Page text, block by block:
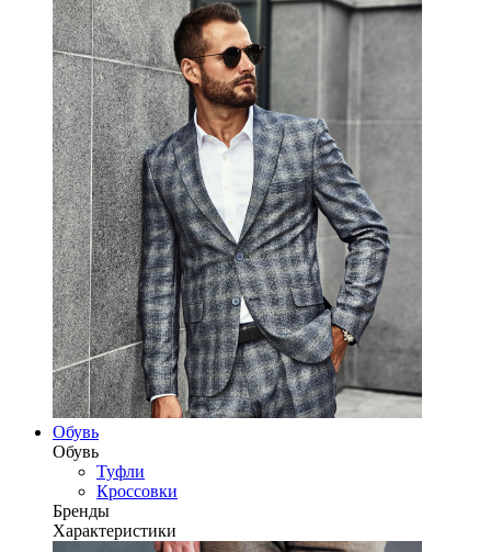
Обувь
Обувь
Туфли
Кроссовки
Бренды
Характеристики